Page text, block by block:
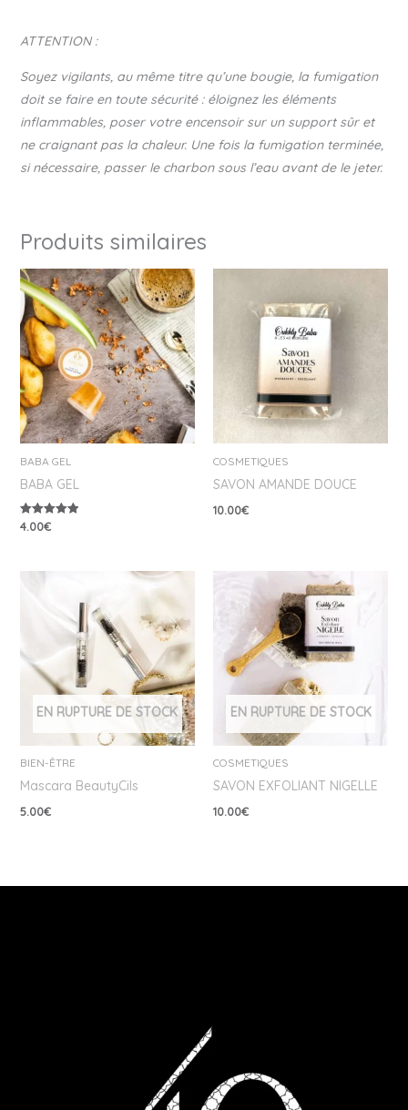
ATTENTION :
Soyez vigilants, au même titre qu’une bougie, la fumigation
doit se faire en toute sécurité : éloignez les éléments
inflammables, poser votre encensoir sur un support sûr et
ne craignant pas la chaleur. Une fois la fumigation terminée,
si nécessaire, passer le charbon sous l’eau avant de le jeter.
Produits similaires
BABA GEL
BABA GEL
Note
4.00€
COSMETIQUES
SAVON AMANDE DOUCE
10.00€
EN RUPTURE DE STOCK
BIEN-ÊTRE
Mascara BeautyCils
5.00€
EN RUPTURE DE STOCK
COSMETIQUES
SAVON EXFOLIANT NIGELLE
10.00€